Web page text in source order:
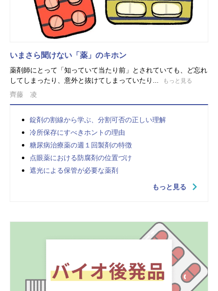
いまさら聞けない「薬」のキホン
薬剤師にとって「知っていて当たり前」とされていても、ど忘れ
してしまったり、意外と抜けてしまっていたり...
もっと見る
齊藤 凌
錠剤の割線から学ぶ、分割可否の正しい理解
冷所保存にすべきホントの理由
糖尿病治療薬の週１回製剤の特徴
点眼薬における防腐剤の位置づけ
遮光による保管が必要な薬剤
もっと見る